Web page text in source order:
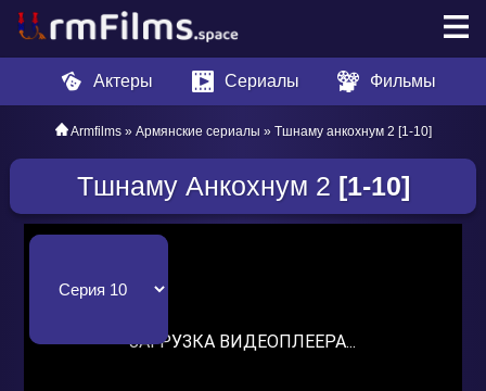
Актеры Сериалы Фильмы
Armfilms » Армянские сериалы » Тшнаму анкохнум 2 [1-10]
Тшнаму Анкохнум 2 [1-10]